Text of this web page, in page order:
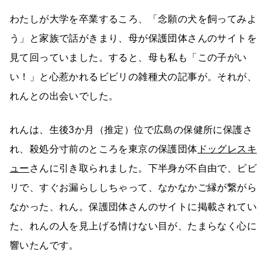
わたしが大学を卒業するころ、「念願の犬を飼ってみよ
う」と家族で話がきまり、母が保護団体さんのサイトを
見て回っていました。すると、母も私も「この子がい
い！」と心惹かれるビビリの雑種犬の記事が。それが、
れんとの出会いでした。
れんは、生後3か月（推定）位で広島の保健所に保護さ
れ、殺処分寸前のところを東京の保護団体 ドッグレスキ
ュー さんに引き取られました。下半身が不自由で、ビビ
リで、すぐお漏らししちゃって、なかなかご縁が繋がら
なかった、れん。保護団体さんのサイトに掲載されてい
た、れんの人を見上げる情けない目が、たまらなく心に
響いたんです。